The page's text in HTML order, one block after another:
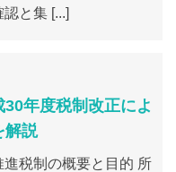
と集 [...]
年度税制改正によ
解説
進税制の概要と目的 所